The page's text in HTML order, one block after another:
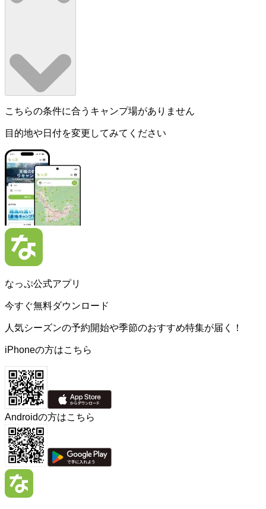
こちらの条件に合うキャンプ場がありません
目的地や日付を変更してみてください
なっぷ公式アプリ
今すぐ無料ダウンロード
人気シーズンの予約開始や季節のおすすめ特集が届く！
iPhoneの方はこちら
Androidの方はこちら